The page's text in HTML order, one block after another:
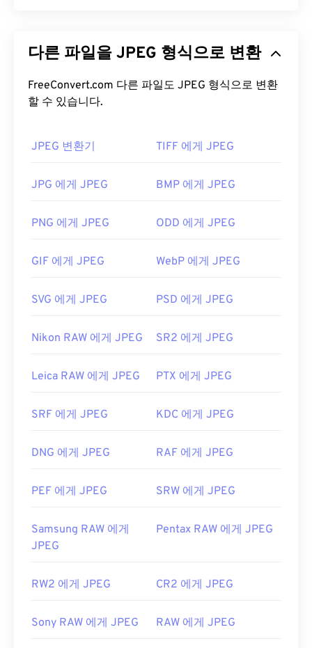
WindowsIconMaker를사용하여 ICO 파일을 열고,
편집하고, 생성하세요.CorelDRAW는ICO 파일을 열
고, 편집하고, 생성하는 데 매우 유용한 프로그램입니
다. ICO 파일을 변환하려면 온라인
식으로 저장하기 위해 ICO 파일을 다른 파일 형식으
GNU Image Manipulation Program( GIMP)입니다.
다. ICO 파일을 열 수 있는 다른 프로그램으로는
습니다.
개발자: Microsoft
https://en.wikipedia.org/wiki/ICO_(파일_형식)
2009 사이의 운영체계 인터페이스 디자인/
파일 형식입니다. JPEG가 제공하는 뛰어난 압축률
가 비교적 작아 인터넷 전송 및 웹사이트 사용에 매우
적합합니다. 저희의
더 나은 압축률이 필요하다면JPG를 WebP로
일 형식입니다.
JPEG 파일을 인식하고 열 수 있습니다. JPEG 파일을
선택하여 파일을 열려면 마우스 오른쪽 버튼을 클릭
Chrome
과 같은 인기 웹 브라우저,
Apple Preview와 같은 Mac OS 애플리케이션에서
개발: Joint Photographic Experts Group
최초 출시: 1992년 9월 18일
https://en.wikipedia.org/wiki/JPEG
다른 파일을 JPEG 형식으로 변환
FreeConvert.com 다른 파일도 JPEG 형식으로 변환
할 수 있습니다.
JPEG 변환기 TIFF 에게 JPEG
JPG 에게 JPEG BMP 에게 JPEG
PNG 에게 JPEG ODD 에게 JPEG
GIF 에게 JPEG WebP 에게 JPEG
SVG 에게 JPEG PSD 에게 JPEG
Nikon RAW 에게 JPEG SR2 에게 JPEG
Leica RAW 에게 JPEG PTX 에게 JPEG
SRF 에게 JPEG KDC 에게 JPEG
DNG 에게 JPEG RAF 에게 JPEG
PEF 에게 JPEG SRW 에게 JPEG
Samsung RAW 에게
JPEG
Pentax RAW 에게 JPEG
RW2 에게 JPEG CR2 에게 JPEG
Sony RAW 에게 JPEG RAW 에게 JPEG